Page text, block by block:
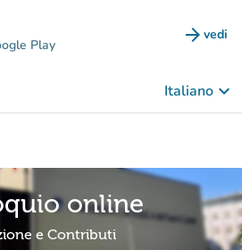
Play arrow_forward vedi
Italiano keyboard_arrow_down
online
e Contributi